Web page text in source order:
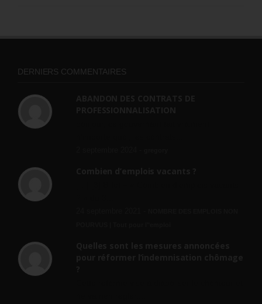
DERNIERS COMMENTAIRES